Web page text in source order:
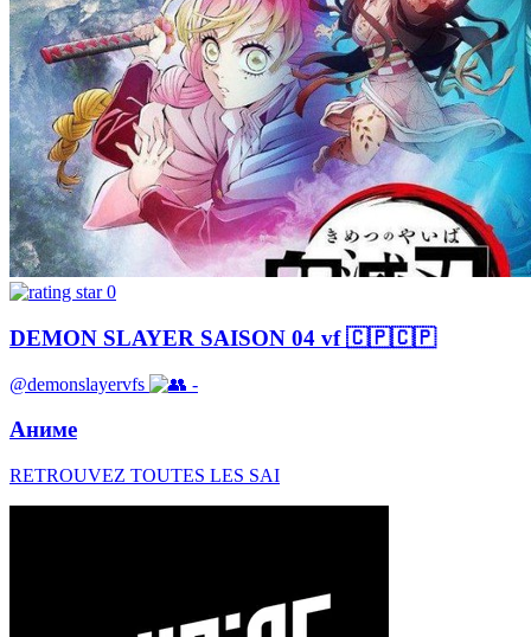
0
DEMON SLAYER SAISON 04 vf 🇨🇵🇨🇵
@demonslayervfs -
Аниме
RETROUVEZ TOUTES LES SAI